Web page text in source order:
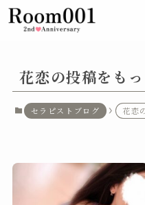
花恋の投稿をも
セラピストブログ 花恋